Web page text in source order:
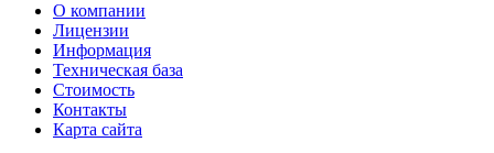
О компании
Лицензии
Информация
Техническая база
Стоимость
Контакты
Карта сайта